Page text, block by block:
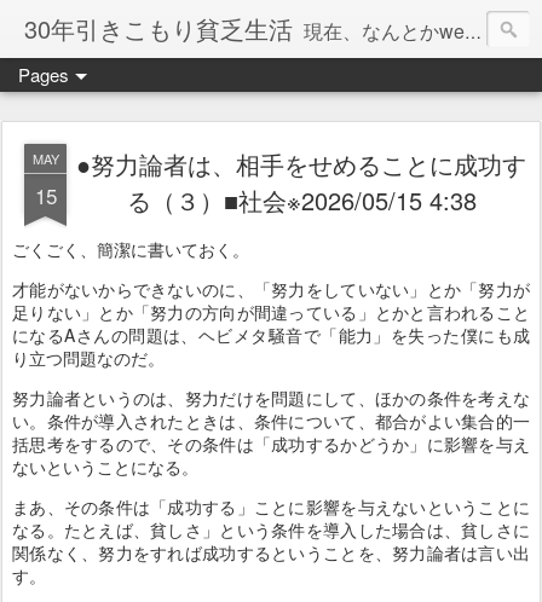
30年引きこもり貧乏生活 現在、なんとかweb系の仕事で食べています。このブログで扱う問題は「この世とはなにか」「人生とはなにか」「人間とはなにか」「強迫神経症の原因と解決法」「うつ病の原因と寄り添う方法」「家族の問題」などについてです。
Pages
MAY
15
●努力論者は、相手をせめることに成功す
る（３）■社会※2026/05/15 4:38
ごくごく、簡潔に書いておく。
才能がないからできないのに、「努力をしていない」とか「努力が
足りない」とか「努力の方向が間違っている」とかと言われること
になるAさんの問題は、ヘビメタ騒音で「能力」を失った僕にも成
り立つ問題なのだ。
努力論者というのは、努力だけを問題にして、ほかの条件を考えな
い。条件が導入されたときは、条件について、都合がよい集合的一
括思考をするので、その条件は「成功するかどうか」に影響を与え
ないということになる。
まあ、その条件は「成功する」ことに影響を与えないということに
なる。たとえば、貧しさ」という条件を導入した場合は、貧しさに
関係なく、努力をすれば成功するということを、努力論者は言い出
す。